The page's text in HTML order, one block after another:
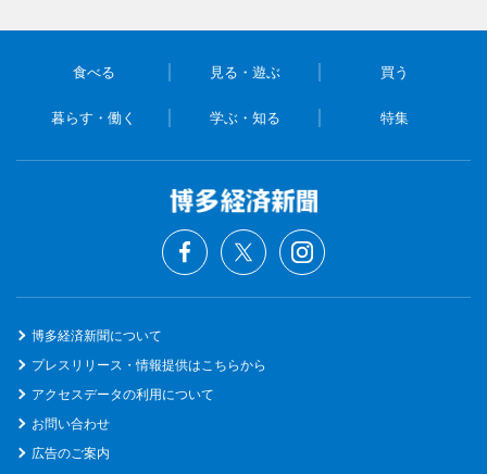
食べる 見る・遊ぶ 買う
暮らす・働く 学ぶ・知る 特集
博多経済新聞について
プレスリリース・情報提供はこちらから
アクセスデータの利用について
お問い合わせ
広告のご案内